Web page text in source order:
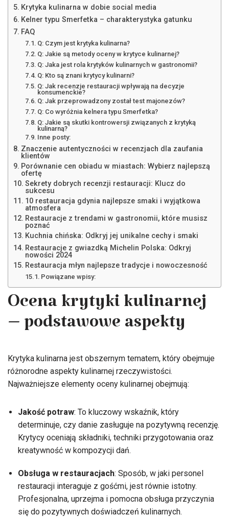
Krytyka kulinarna w dobie social media
Kelner typu Smerfetka – charakterystyka gatunku
FAQ
Q: Czym jest krytyka kulinarna?
Q: Jakie są metody oceny w krytyce kulinarnej?
Q: Jaka jest rola krytyków kulinarnych w gastronomii?
Q: Kto są znani krytycy kulinarni?
Q: Jak recenzje restauracji wpływają na decyzje
konsumenckie?
Q: Jak przeprowadzony został test majonezów?
Q: Co wyróżnia kelnera typu Smerfetka?
Q: Jakie są skutki kontrowersji związanych z krytyką
kulinarną?
Inne posty:
Znaczenie autentyczności w recenzjach dla zaufania
klientów
Porównanie cen obiadu w miastach: Wybierz najlepszą
ofertę
Sekrety dobrych recenzji restauracji: Klucz do
sukcesu
10 restauracja gdynia najlepsze smaki i wyjątkowa
atmosfera
Restauracje z trendami w gastronomii, które musisz
poznać
Kuchnia chińska: Odkryj jej unikalne cechy i smaki
Restauracje z gwiazdką Michelin Polska: Odkryj
nowości 2024
Restauracja młyn najlepsze tradycje i nowoczesność
Powiązane wpisy:
Ocena krytyki kulinarnej
– podstawowe aspekty
Krytyka kulinarna jest obszernym tematem, który obejmuje
różnorodne aspekty kulinarnej rzeczywistości.
Najważniejsze elementy oceny kulinarnej obejmują:
Jakość potraw: To kluczowy wskaźnik, który
determinuje, czy danie zasługuje na pozytywną recenzję.
Krytycy oceniają składniki, techniki przygotowania oraz
kreatywność w kompozycji dań.
Obsługa w restauracjach: Sposób, w jaki personel
restauracji interaguje z gośćmi, jest równie istotny.
Profesjonalna, uprzejma i pomocna obsługa przyczynia
się do pozytywnych doświadczeń kulinarnych.